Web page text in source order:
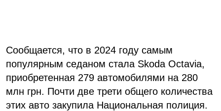
Сообщается, что в 2024 году самым
популярным седаном стала Skoda Octavia,
приобретенная 279 автомобилями на 280
млн грн. Почти две трети общего количества
этих авто закупила Национальная полиция.